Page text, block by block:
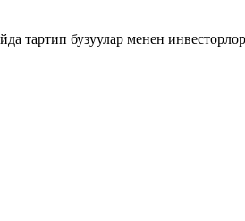
тартип бузуулар менен